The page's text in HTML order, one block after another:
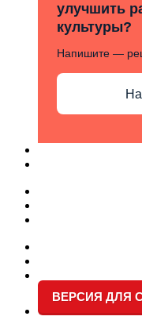
улучшить
культуры?
Напишите —
ВЕРСИЯ ДЛЯ